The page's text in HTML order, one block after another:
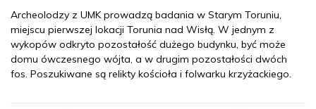
Archeolodzy z UMK prowadzą badania w Starym Toruniu,
miejscu pierwszej lokacji Torunia nad Wisłą. W jednym z
wykopów odkryto pozostałość dużego budynku, być może
domu ówczesnego wójta, a w drugim pozostałości dwóch
fos. Poszukiwane są relikty kościoła i folwarku krzyżackiego.